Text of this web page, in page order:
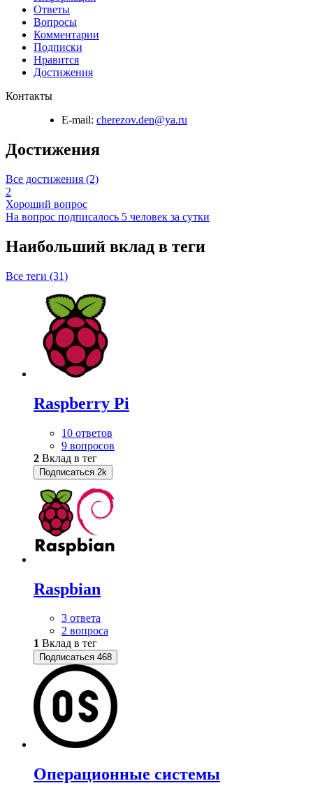
Ответы
Вопросы
Комментарии
Подписки
Нравится
Достижения
Контакты
E-mail: cherezov.den@ya.ru
Достижения
Все достижения (2)
2
Хороший вопрос
На вопрос подписалось 5 человек за сутки
Наибольший вклад в теги
Все теги (31)
Raspberry Pi
10 ответов
9 вопросов
2 Вклад в тег
Подписаться 2k
Raspbian
3 ответа
2 вопроса
1 Вклад в тег
Подписаться 468
Операционные системы